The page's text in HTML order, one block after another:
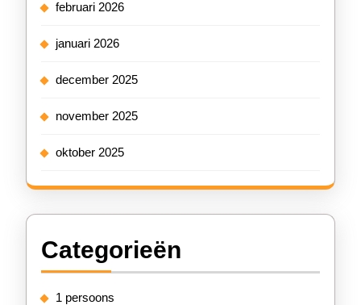
februari 2026
januari 2026
december 2025
november 2025
oktober 2025
Categorieën
1 persoons